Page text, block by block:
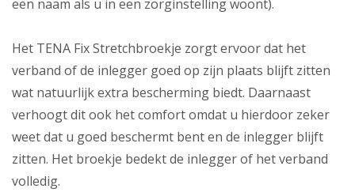
een naam als u in een zorginstelling woont).
Het TENA Fix Stretchbroekje zorgt ervoor dat het
verband of de inlegger goed op zijn plaats blijft zitten
wat natuurlijk extra bescherming biedt. Daarnaast
verhoogt dit ook het comfort omdat u hierdoor zeker
weet dat u goed beschermt bent en de inlegger blijft
zitten. Het broekje bedekt de inlegger of het verband
volledig.